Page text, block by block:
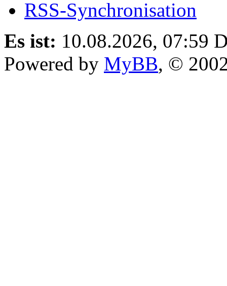
RSS-Synchronisation
Es ist: 10.08.2026, 07:59
Powered by MyBB, ©